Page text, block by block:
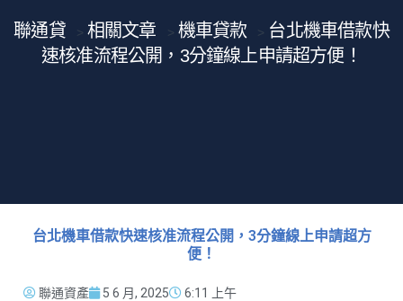
聯通貸 > 相關文章 > 機車貸款 > 台北機車借款快
速核准流程公開，3分鐘線上申請超方便！
台北機車借款快速核准流程公開，3分鐘線上申請超方
便！
聯通資產 5 6 月, 2025 6:11 上午